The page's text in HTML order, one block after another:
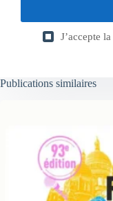
J’accepte la
Publications similaires